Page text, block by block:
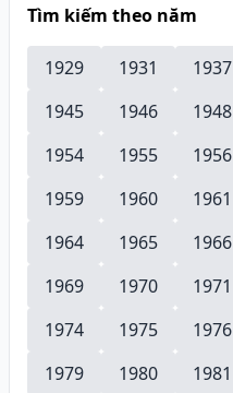
Tìm kiếm theo năm
1929 1931 1937
1945
1946 1948
1954
1955 1956
1959
1960 1961
1964
1965 1966
1969
1970 1971
1974
1975 1976
1979
1980 1981